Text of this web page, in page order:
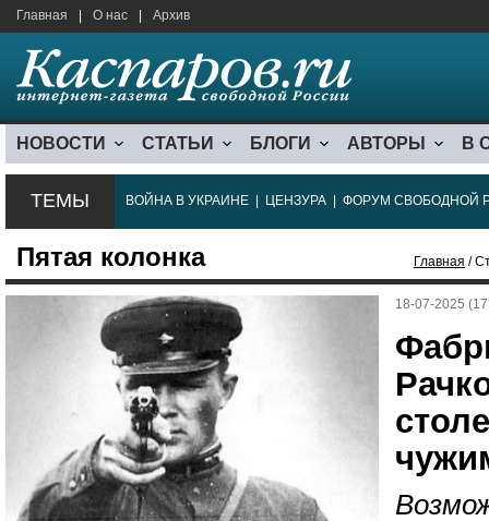
Главная О нас Архив
НОВОСТИ СТАТЬИ БЛОГИ АВТОРЫ В
ТЕМЫ ВОЙНА В УКРАИНЕ ЦЕНЗУРА ФОРУМ СВОБОДНОЙ
Пятая колонка Главная /
18-07-2025